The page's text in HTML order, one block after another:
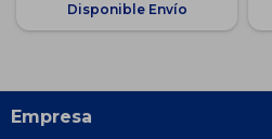
Disponible Envío
Empresa